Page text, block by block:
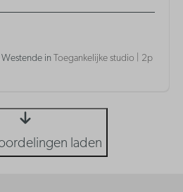
in Toegankelijke studio | 2p
laden